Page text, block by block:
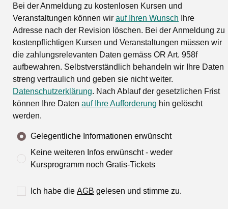
Bei der Anmeldung zu kostenlosen Kursen und
Veranstaltungen können wir auf Ihren Wunsch Ihre
Adresse nach der Revision löschen. Bei der Anmeldung zu
kostenpflichtigen Kursen und Veranstaltungen müssen wir
die zahlungsrelevanten Daten gemäss OR Art. 958f
aufbewahren. Selbstverständlich behandeln wir Ihre Daten
streng vertraulich und geben sie nicht weiter.
Datenschutzerklärung. Nach Ablauf der gesetzlichen Frist
können Ihre Daten auf Ihre Aufforderung hin gelöscht
werden.
Gelegentliche Informationen erwünscht
Keine weiteren Infos erwünscht - weder
Kursprogramm noch Gratis-Tickets
Ich habe die AGB gelesen und stimme zu.